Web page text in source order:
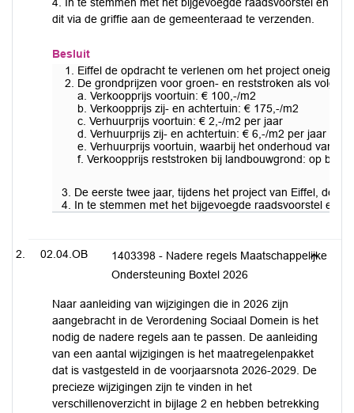
dit via de griffie aan de gemeenteraad te verzenden.
Besluit
Eiffel de opdracht te verlenen om het project
De grondprijzen voor groen- en reststroken als volgt
a. Verkoopprijs voortuin: € 100,-/m2
b. Verkoopprijs zij- en achtertuin: € 175,-/m2
c. Verhuurprijs voortuin: € 2,-/m2 per jaar
d. Verhuurprijs zij- en achtertuin: € 6,-/m2 per jaar
e. Verhuurprijs voortuin, waarbij het onderhoud van
f. Verkoopprijs reststroken bij landbouwgrond: op
3. De eerste twee jaar, tijdens het project van Eiffel, de
4. In te stemmen met het bijgevoegde raadsvoorstel en
02.04.OB
1403398 - Nadere regels Maatschappelijke
Ondersteuning Boxtel 2026
Naar aanleiding van wijzigingen die in 2026 zijn
aangebracht in de Verordening Sociaal Domein is het
nodig de nadere regels aan te passen. De aanleiding
van een aantal wijzigingen is het maatregelenpakket
dat is vastgesteld in de voorjaarsnota 2026-2029. De
precieze wijzigingen zijn te vinden in het
verschillenoverzicht in bijlage 2 en hebben betrekking